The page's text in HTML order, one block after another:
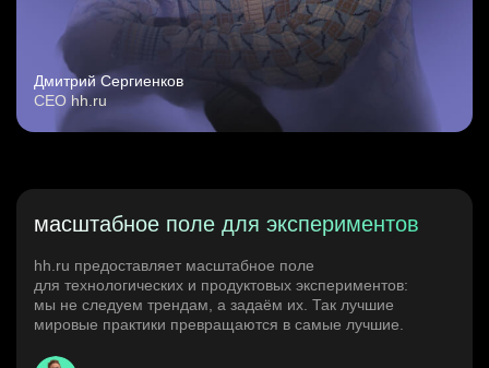
Дмитрий Сергиенков
CEO hh.ru
масштабное поле для экспериментов
hh.ru предоставляет масштабное поле
для технологических и продуктовых экспериментов:
мы не следуем трендам, а задаём их. Так лучшие
мировые практики превращаются в самые лучшие.